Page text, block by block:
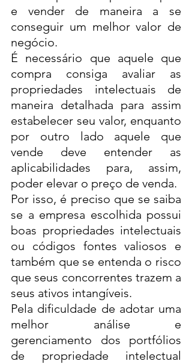
e vender de maneira a se
conseguir um melhor valor de
negócio.
É necessário que aquele que
compra consiga avaliar as
propriedades intelectuais de
maneira detalhada para assim
estabelecer seu valor, enquanto
por outro lado aquele que
vende deve entender as
aplicabilidades para, assim,
poder elevar o preço de venda.
Por isso, é preciso que se saiba
se a empresa escolhida possui
boas propriedades intelectuais
ou códigos fontes valiosos e
também que se entenda o risco
que seus concorrentes trazem a
seus ativos intangíveis.
Pela dificuldade de adotar uma
melhor análise e
gerenciamento dos portfólios
de propriedade intelectual